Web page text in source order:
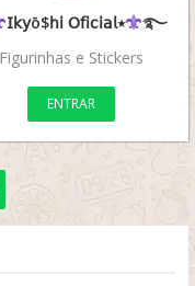
●•◦
𝖨𝗄𝗒ō$𝗁𝗂 𝖮𝖿𝗂𝖼𝗂𝖺𝗅٭
࿐
Figurinhas e Stickers
ENTRAR